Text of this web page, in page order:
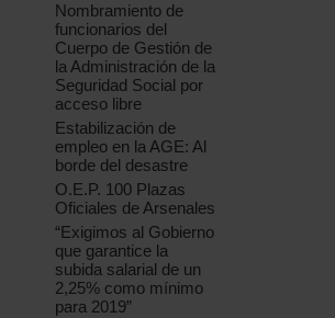
Nombramiento de
funcionarios del
Cuerpo de Gestión de
la Administración de la
Seguridad Social por
acceso libre
Estabilización de
empleo en la AGE: Al
borde del desastre
O.E.P. 100 Plazas
Oficiales de Arsenales
“Exigimos al Gobierno
que garantice la
subida salarial de un
2,25% como mínimo
para 2019”